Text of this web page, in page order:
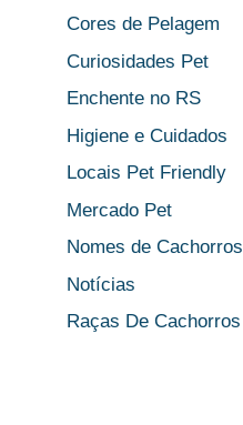
Cores de Pelagem
Curiosidades Pet
Enchente no RS
Higiene e Cuidados
Locais Pet Friendly
Mercado Pet
Nomes de Cachorros
Notícias
Raças De Cachorros